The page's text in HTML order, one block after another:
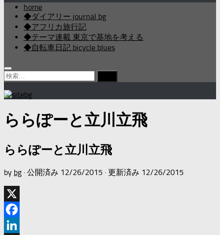
home
◆ダイアリー journal bg
◆アフリカ旅行記
◆テーマ連載 東京で基地を考える
◆自転車日記 bicycle blues
検
索:
ららぽーと立川立飛
ららぽーと立川立飛
by bg · 公開済み 12/26/2015 · 更新済み 12/26/2015
X
Facebook